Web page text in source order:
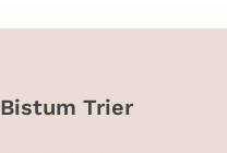
Bistum Trier